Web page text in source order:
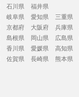
石川県
福井県
岐阜県 愛知県
三重県
京都府 大阪府 兵庫県
島根県 岡山県 広島県
香川県 愛媛県
高知県
佐賀県 長崎県 熊本県